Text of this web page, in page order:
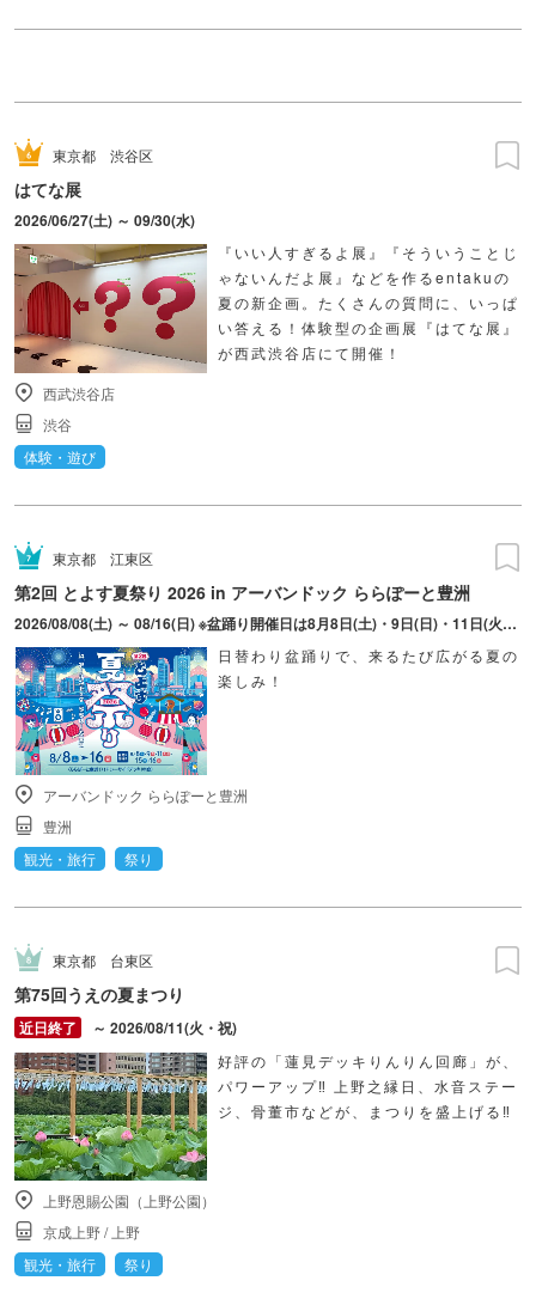
東京都 渋谷区
はてな展
2026/06/27(土) ～ 09/30(水)
『いい人すぎるよ展』『そういうことじ
ゃないんだよ展』などを作るentakuの
夏の新企画。たくさんの質問に、いっぱ
い答える！体験型の企画展『はてな展』
が西武渋谷店にて開催！
西武渋谷店
渋谷
体験・遊び
東京都 江東区
第2回 とよす夏祭り 2026 in アーバンドック ららぽーと豊洲
2026/08/08(土) ～ 08/16(日) ※盆踊り開催日は8月8日(土)・9日(日)・11日(火・祝)・15日(土)・16日(日)のみ。 ※縁日およびキッチンカーについては期間中の全日程営業予定。 ※開催コンテンツは日によって異なります。
日替わり盆踊りで、来るたび広がる夏の
楽しみ！
アーバンドック ららぽーと豊洲
豊洲
観光・旅行
祭り
東京都 台東区
第75回うえの夏まつり
～ 2026/08/11(火・祝)
好評の「蓮見デッキりんりん回廊」が、
パワーアップ‼ 上野之縁日、水音ステー
ジ、骨董市などが、まつりを盛上げる‼
上野恩賜公園（上野公園）
京成上野/上野
観光・旅行
祭り